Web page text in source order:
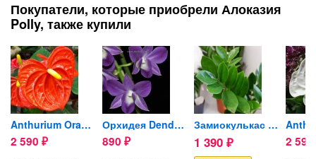
Покупатели, которые приобрели Алоказия
Polly, также купили
Anthurium Orange Champion
2 590 ₽
Орхидея Dendrobium Blue...
890 ₽
Замиокулькас Zamiifolia d-12см
1 390 ₽ 2 590